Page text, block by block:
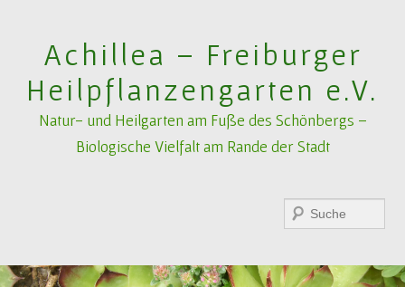
Achillea – Freiburger
Heilpflanzengarten e.V.
Natur- und Heilgarten am Fuße des Schönbergs –
Biologische Vielfalt am Rande der Stadt